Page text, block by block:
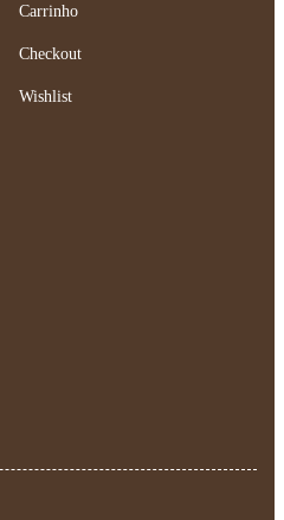
Carrinho
Checkout
Wishlist